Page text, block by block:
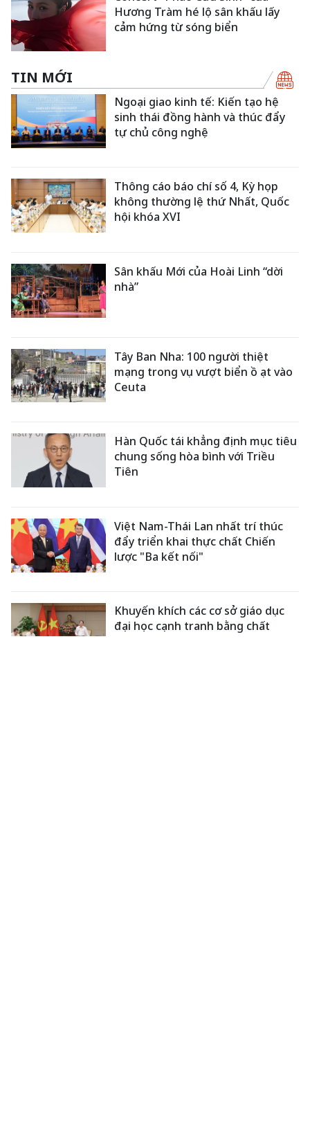
Hương Tràm hé lộ sân khấu lấy
cảm hứng từ sóng biển
TIN MỚI
Ngoại giao kinh tế: Kiến tạo hệ
sinh thái đồng hành và thúc đẩy
tự chủ công nghệ
Thông cáo báo chí số 4, Kỳ họp
không thường lệ thứ Nhất, Quốc
hội khóa XVI
Sân khấu Mới của Hoài Linh “dời
nhà”
Tây Ban Nha: 100 người thiệt
mạng trong vụ vượt biển ồ ạt vào
Ceuta
Hàn Quốc tái khẳng định mục tiêu
chung sống hòa bình với Triều
Tiên
Việt Nam-Thái Lan nhất trí thúc
đẩy triển khai thực chất Chiến
lược "Ba kết nối"
Khuyến khích các cơ sở giáo dục
đại học cạnh tranh bằng chất